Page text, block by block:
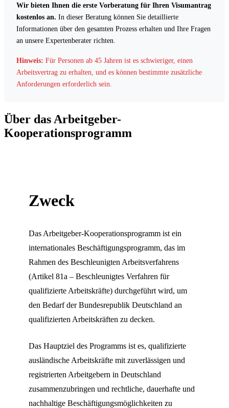
Wir bieten Ihnen die erste Vorberatung für Ihren Visumantrag
kostenlos an. In dieser Beratung können Sie detaillierte
Informationen über den gesamten Prozess erhalten und Ihre Fragen
an unsere Expertenberater richten.
Hinweis: Für Personen ab 45 Jahren ist es schwieriger, einen
Arbeitsvertrag zu erhalten, und es können bestimmte zusätzliche
Anforderungen erforderlich sein.
Über das Arbeitgeber-
Kooperationsprogramm
Zweck
Das Arbeitgeber-Kooperationsprogramm ist ein
internationales Beschäftigungsprogramm, das im
Rahmen des Beschleunigten Arbeitsverfahrens
(Artikel 81a – Beschleunigtes Verfahren für
qualifizierte Arbeitskräfte) durchgeführt wird, um
den Bedarf der Bundesrepublik Deutschland an
qualifizierten Arbeitskräften zu decken.
Das Hauptziel des Programms ist es, qualifizierte
ausländische Arbeitskräfte mit zuverlässigen und
registrierten Arbeitgebern in Deutschland
zusammenzubringen und rechtliche, dauerhafte und
nachhaltige Beschäftigungsmöglichkeiten zu